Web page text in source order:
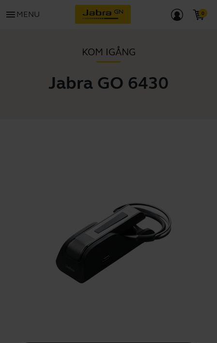
menu MENU
KOM IGÅNG
Jabra GO 6430